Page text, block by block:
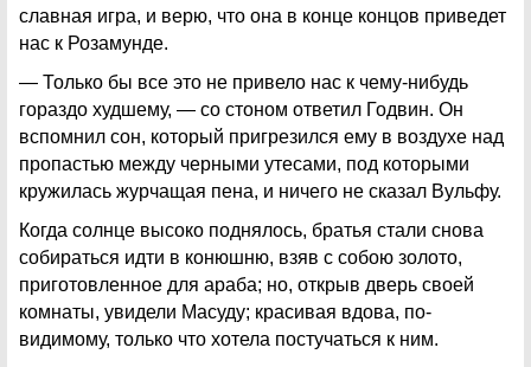
славная игра, и верю, что она в конце концов приведет
нас к Розамунде.
— Только бы все это не привело нас к чему-нибудь
гораздо худшему, — со стоном ответил Годвин. Он
вспомнил сон, который пригрезился ему в воздухе над
пропастью между черными утесами, под которыми
кружилась журчащая пена, и ничего не сказал Вульфу.
Когда солнце высоко поднялось, братья стали снова
собираться идти в конюшню, взяв с собою золото,
приготовленное для араба; но, открыв дверь своей
комнаты, увидели Масуду; красивая вдова, по-
видимому, только что хотела постучаться к ним.